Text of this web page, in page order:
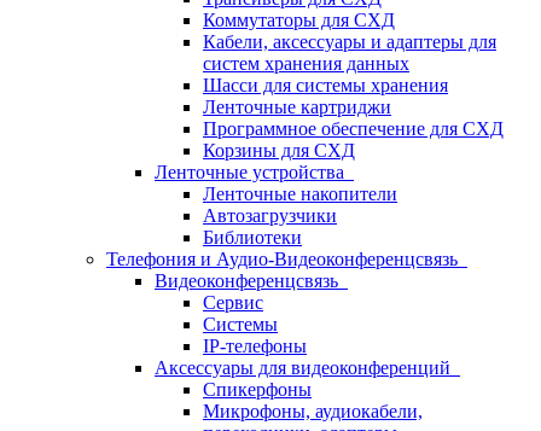
Коммутаторы для СХД
Кабели, аксессуары и адаптеры для
систем хранения данных
Шасси для системы хранения
Ленточные картриджи
Программное обеспечение для СХД
Корзины для СХД
Ленточные устройства
Ленточные накопители
Автозагрузчики
Библиотеки
Телефония и Аудио-Видеоконференцсвязь
Видеоконференцсвязь
Сервис
Системы
IP-телефоны
Аксессуары для видеоконференций
Спикерфоны
Микрофоны, аудиокабели,